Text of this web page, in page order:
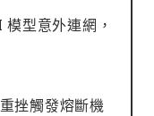
型意外連網，
挫觸發熔斷機